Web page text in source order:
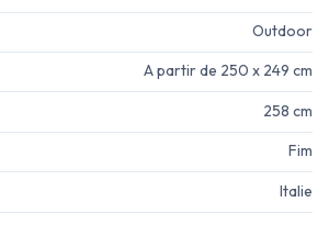
Outdoor
A partir de 250 x 249 cm
258 cm
Fim
Italie